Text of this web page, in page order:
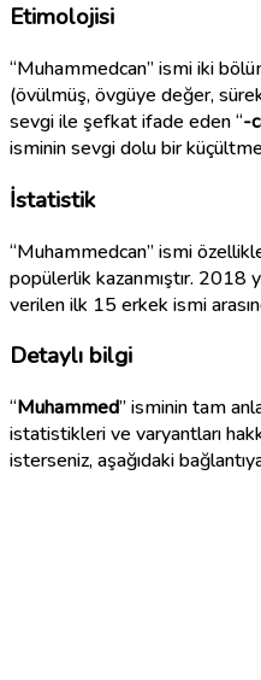
Etimolojisi
“Muhammedcan” ismi iki
(övülmüş, övgüye değer,
sevgi ile şefkat ifade eden “-
isminin sevgi dolu bir
İstatistik
“Muhammedcan” ismi
popülerlik kazanmıştır. 2018
verilen ilk 15 erkek ismi
Detaylı bilgi
“Muhammed” isminin tam
istatistikleri ve varyantları
isterseniz, aşağıdaki